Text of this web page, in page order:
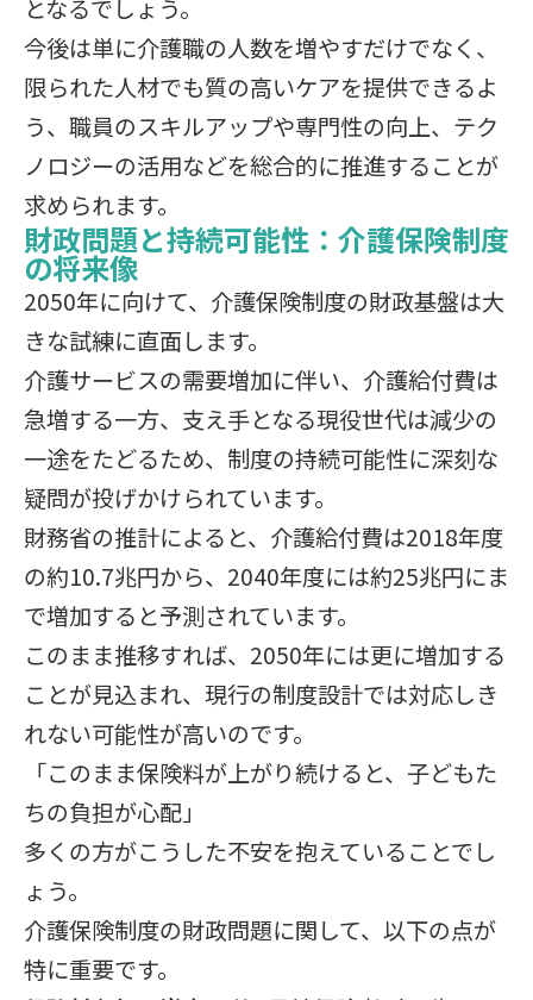
となるでしょう。
今後は単に介護職の人数を増やすだけでなく、
限られた人材でも質の高いケアを提供できるよ
う、職員のスキルアップや専門性の向上、テク
ノロジーの活用などを総合的に推進することが
求められます。
財政問題と持続可能性：介護保険制度
の将来像
2050年に向けて、介護保険制度の財政基盤は大
きな試練に直面します。
介護サービスの需要増加に伴い、介護給付費は
急増する一方、支え手となる現役世代は減少の
一途をたどるため、制度の持続可能性に深刻な
疑問が投げかけられています。
財務省の推計によると、介護給付費は2018年度
の約10.7兆円から、2040年度には約25兆円にま
で増加すると予測されています。
このまま推移すれば、2050年には更に増加する
ことが見込まれ、現行の制度設計では対応しき
れない可能性が高いのです。
「このまま保険料が上がり続けると、子どもた
ちの負担が心配」
多くの方がこうした不安を抱えていることでし
ょう。
介護保険制度の財政問題に関して、以下の点が
特に重要です。